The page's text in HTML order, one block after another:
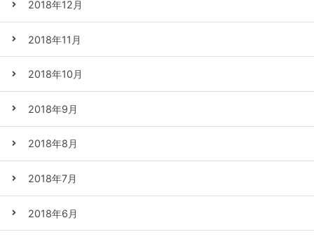
2018年12月
2018年11月
2018年10月
2018年9月
2018年8月
2018年7月
2018年6月